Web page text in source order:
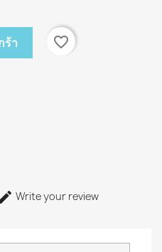
ร้า
favorite_border
Write your review